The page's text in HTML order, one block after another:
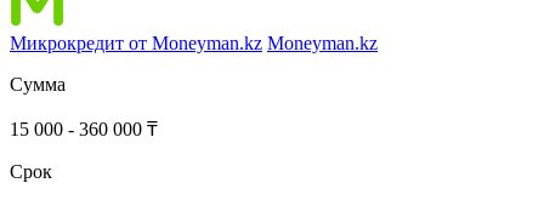
Микрокредит от Moneyman.kz Moneyman.kz
Сумма
15 000 - 360 000 ₸
Срок